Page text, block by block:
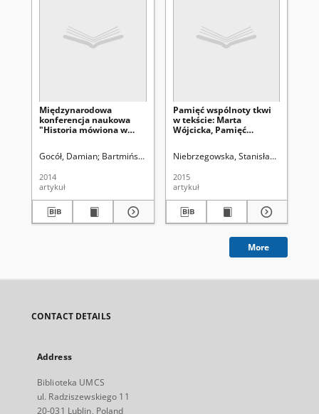
Międzynarodowa
konferencja naukowa
"Historia mówiona w
społecznych" (Lublin 7-8
Gocół, Damian Bartmiński, Jerzy (1939-). Red.
2014
artykuł
Pamięć wspólnoty tkwi
w tekście: Marta
Wójcicka, Pamięć
UMCS, 2014, 366 s.
Niebrzegowska, Stanisława
2015
artykuł
More
CONTACT DETAILS
Address
Biblioteka UMCS
ul. Radziszewskiego 11
20-031 Lublin, Poland